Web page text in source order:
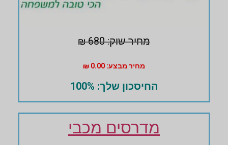
מחיר שוק: 680 ₪
מחיר מבצע: 0.00 ₪
החיסכון שלך: 100%
מדרסים מכבי